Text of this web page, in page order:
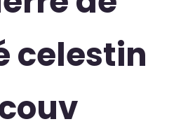
celestin